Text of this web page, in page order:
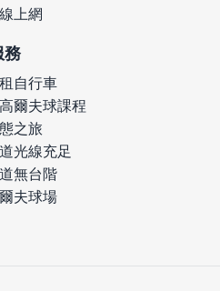
上網
務
自行車
爾夫球課程
之旅
光線充足
無台階
夫球場